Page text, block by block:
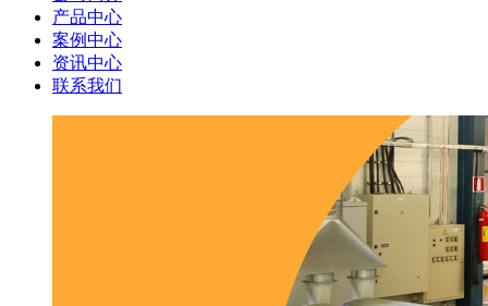
产品中心
案例中心
资讯中心
联系我们